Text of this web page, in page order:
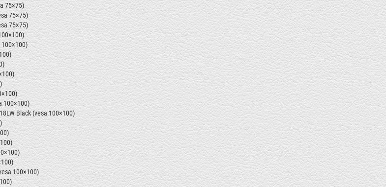
75×75)
75×75)
75×75)
100×100)
Black (vesa 100×100)
100×100)